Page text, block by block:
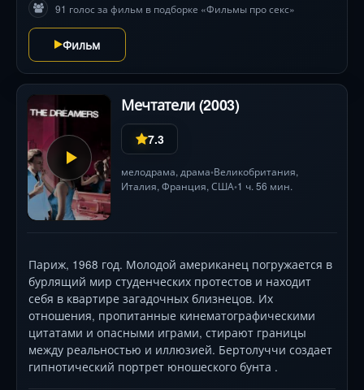
зрителя в напряжении, исследуя, как один неверный
шаг может разбить хрупкий мир на осколки.
91 голос за фильм в подборке «Фильмы про секс»
Фильм
Мечтатели (2003)
7.3
мелодрама, драма•Великобритания,
Италия, Франция, США•1 ч. 56 мин.
Париж, 1968 год. Молодой американец погружается в
бурлящий мир студенческих протестов и находит
себя в квартире загадочных близнецов. Их
отношения, пропитанные кинематографическими
цитатами и опасными играми, стирают границы
между реальностью и иллюзией. Бертолуччи создает
гипнотический портрет юношеского бунта .